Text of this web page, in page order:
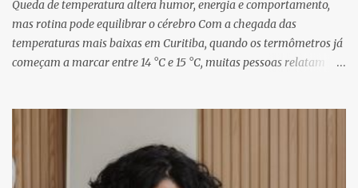
direção musical de Eduardo Pepato....
Queda de temperatura altera humor, energia e comportamento,
mas rotina pode equilibrar o cérebro Com a chegada das
temperaturas mais baixas em Curitiba, quando os termômetros já
começam a marcar entre 14 °C e 15 °C, muitas pessoas relatam
como um sinal de escassez, influenciando diretamente o
comportamento e a saúde mental. Segundo o neurocientista e